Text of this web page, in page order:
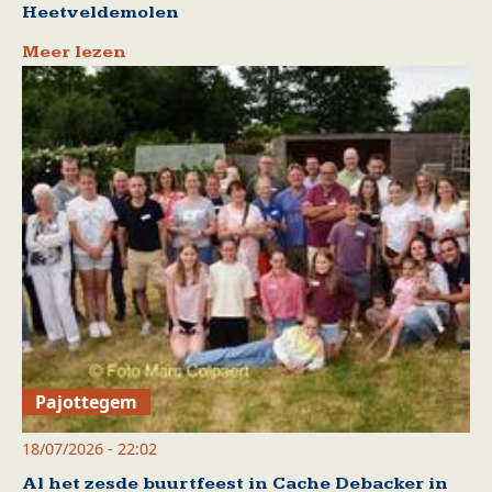
Heetveldemolen
Meer lezen
Pajottegem
18/07/2026 - 22:02
Al het zesde buurtfeest in Cache Debacker in